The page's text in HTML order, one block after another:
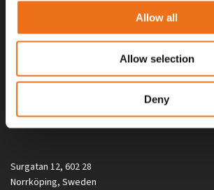
Allow all
Allow selection
Deny
Alla priser på tillbehör och tillval gäller vid köp av
gäller inte vid köp av enskild produkt, till exempel
Surgatan 12, 602 28
Norrköping, Sweden